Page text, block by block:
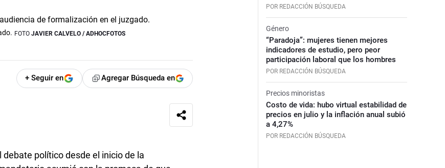
FOTO JAVIER CALVELO / ADHOCFOTOS
+ Seguir en Agregar Búsqueda en
político desde el inicio de la
POR REDACCIÓN BÚSQUEDA
Género
“Paradoja”: mujeres tienen mejores
indicadores de estudio, pero peor
participación laboral que los hombres
POR REDACCIÓN BÚSQUEDA
Precios minoristas
Costo de vida: hubo virtual estabilidad de
precios en julio y la inflación anual subió
a 4,27%
POR REDACCIÓN BÚSQUEDA